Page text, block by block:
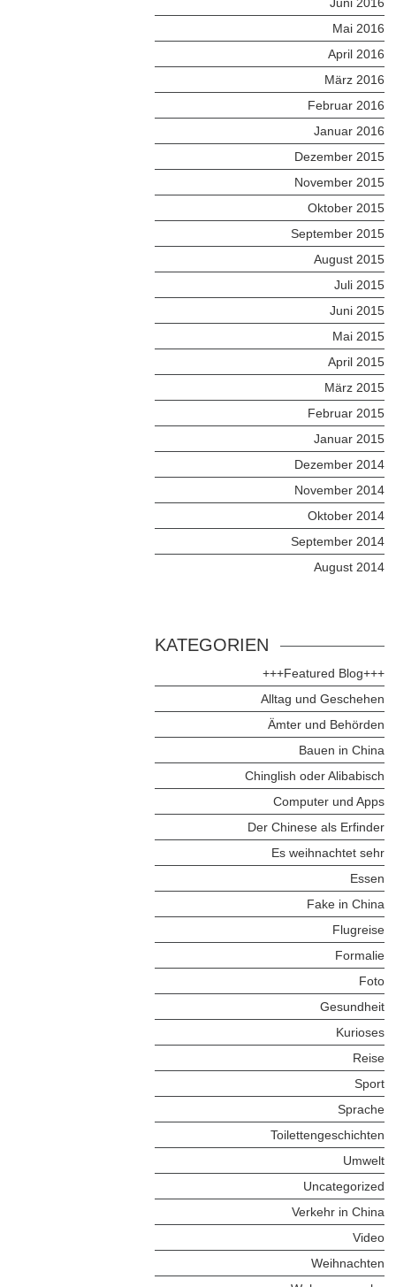
Mai 2016
April 2016
März 2016
Februar 2016
Januar 2016
Dezember 2015
November 2015
Oktober 2015
September 2015
August 2015
Juli 2015
Juni 2015
Mai 2015
April 2015
März 2015
Februar 2015
Januar 2015
Dezember 2014
November 2014
Oktober 2014
September 2014
August 2014
KATEGORIEN
+++Featured Blog+++
Alltag und Geschehen
Ämter und Behörden
Bauen in China
Chinglish oder Alibabisch
Computer und Apps
Der Chinese als Erfinder
Es weihnachtet sehr
Essen
Fake in China
Flugreise
Formalie
Foto
Gesundheit
Kurioses
Reise
Sport
Sprache
Toilettengeschichten
Umwelt
Uncategorized
Verkehr in China
Video
Weihnachten